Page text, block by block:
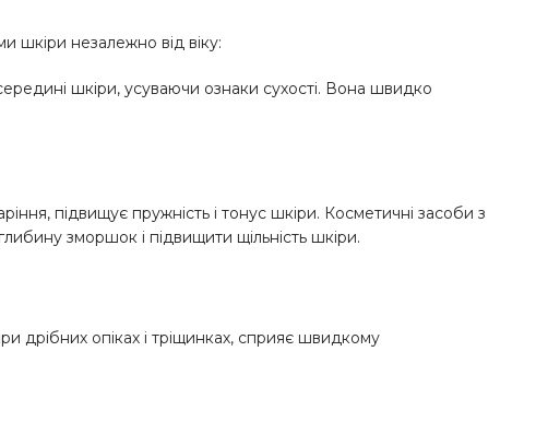
шкіри незалежно від віку:
шкіри, усуваючи ознаки сухості. Вона швидко
підвищує пружність і тонус шкіри. Косметичні засоби з
зморшок і підвищити щільність шкіри.
дрібних опіках і тріщинках, сприяє швидкому